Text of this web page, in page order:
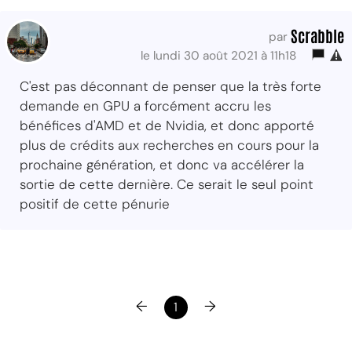
par Scrabble
le lundi 30 août 2021 à 11h18
C'est pas déconnant de penser que la très forte
demande en GPU a forcément accru les
bénéfices d'AMD et de Nvidia, et donc apporté
plus de crédits aux recherches en cours pour la
prochaine génération, et donc va accélérer la
sortie de cette dernière. Ce serait le seul point
positif de cette pénurie
← 1 →